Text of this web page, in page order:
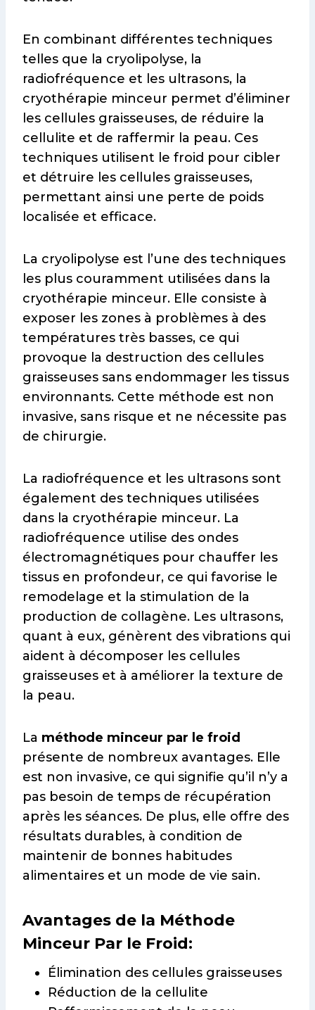
En combinant différentes techniques
telles que la cryolipolyse, la
radiofréquence et les ultrasons, la
cryothérapie minceur permet d’éliminer
les cellules graisseuses, de réduire la
cellulite et de raffermir la peau. Ces
techniques utilisent le froid pour cibler
et détruire les cellules graisseuses,
permettant ainsi une perte de poids
localisée et efficace.
La cryolipolyse est l’une des techniques
les plus couramment utilisées dans la
cryothérapie minceur. Elle consiste à
exposer les zones à problèmes à des
températures très basses, ce qui
provoque la destruction des cellules
graisseuses sans endommager les tissus
environnants. Cette méthode est non
invasive, sans risque et ne nécessite pas
de chirurgie.
La radiofréquence et les ultrasons sont
également des techniques utilisées
dans la cryothérapie minceur. La
radiofréquence utilise des ondes
électromagnétiques pour chauffer les
tissus en profondeur, ce qui favorise le
remodelage et la stimulation de la
production de collagène. Les ultrasons,
quant à eux, génèrent des vibrations qui
aident à décomposer les cellules
graisseuses et à améliorer la texture de
la peau.
La méthode minceur par le froid
présente de nombreux avantages. Elle
est non invasive, ce qui signifie qu’il n’y a
pas besoin de temps de récupération
après les séances. De plus, elle offre des
résultats durables, à condition de
maintenir de bonnes habitudes
alimentaires et un mode de vie sain.
Avantages de la Méthode
Minceur Par le Froid:
Élimination des cellules graisseuses
Réduction de la cellulite